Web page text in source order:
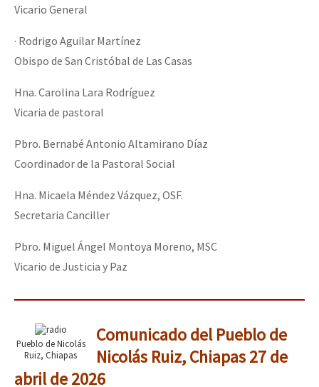
Vicario General
· Rodrigo Aguilar Martínez
Obispo de San Cristóbal de Las Casas
Hna. Carolina Lara Rodríguez
Vicaria de pastoral
Pbro. Bernabé Antonio Altamirano Díaz
Coordinador de la Pastoral Social
Hna. Micaela Méndez Vázquez, OSF.
Secretaria Canciller
Pbro. Miguel Ángel Montoya Moreno, MSC
Vicario de Justicia y Paz
Pueblo de Nicolás
Ruiz, Chiapas
Comunicado del Pueblo de
Nicolás Ruiz, Chiapas 27 de
abril de 2026